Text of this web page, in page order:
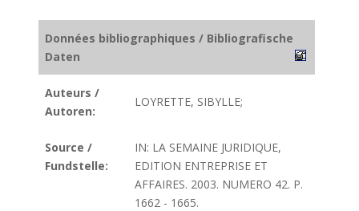
Données bibliographiques / Bibliografische
Daten
Auteurs /
Autoren:
LOYRETTE, SIBYLLE;
Source /
Fundstelle:
IN: LA SEMAINE JURIDIQUE,
EDITION ENTREPRISE ET
AFFAIRES. 2003. NUMERO 42. P.
1662 - 1665.